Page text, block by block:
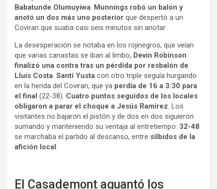
Babatunde Olumuyiwa. Munnings robó un balón y
anotó un dos más uno posterior que despertó a un
Coviran que suaba casi seis minutos sin anotar.
La desesperación se notaba en los rojinegros, que veían
que varias canastas se iban al limbo, Devin Robinson
finalizó una contra tras un pérdida por resbalón de
Lluís Costa. Santi Yusta con otro triple seguía hurgando
en la herida del Coviran, que ya perdía de 16 a 3:30 para
el final (22-38). Cuatro puntos seguidos de los locales
obligaron a parar el choque a Jesús Ramírez. Los
visitantes no bajaron el pistón y de dos en dos siguieron
sumando y manteniendo su ventaja al entretiempo. 32-48
se marchaba el partido al descanso, entre silbidos de la
afición local .
El Casademont aguantó los